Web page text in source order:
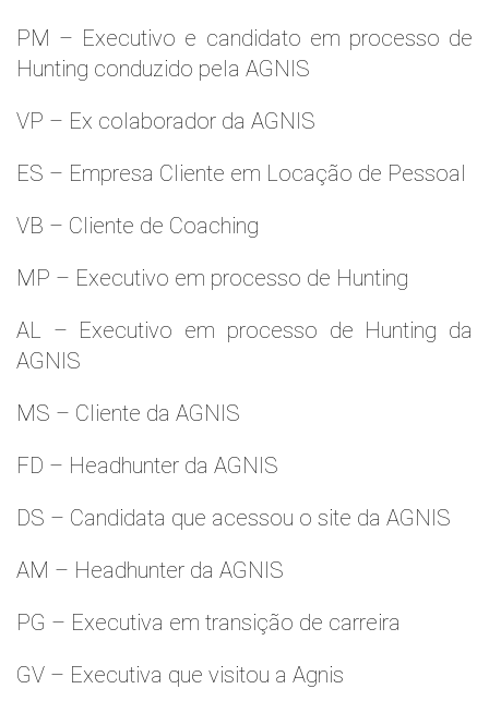
PM – Executivo e candidato em processo de
Hunting conduzido pela AGNIS
VP – Ex colaborador da AGNIS
ES – Empresa Cliente em Locação de Pessoal
VB – Cliente de Coaching
MP – Executivo em processo de Hunting
AL – Executivo em processo de Hunting da
AGNIS
MS – Cliente da AGNIS
FD – Headhunter da AGNIS
DS – Candidata que acessou o site da AGNIS
AM – Headhunter da AGNIS
PG – Executiva em transição de carreira
GV – Executiva que visitou a Agnis